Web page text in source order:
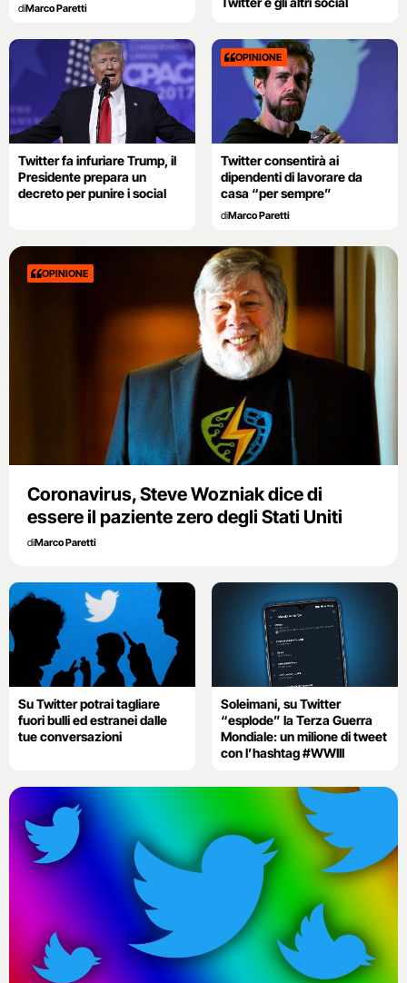
diMarco Paretti
Twitter fa infuriare Trump, il
Presidente prepara un
decreto per punire i social
OPINIONE
Twitter consentirà ai
dipendenti di lavorare da
casa “per sempre”
diMarco Paretti
OPINIONE
Coronavirus, Steve Wozniak dice di
essere il paziente zero degli Stati Uniti
diMarco Paretti
Su Twitter potrai tagliare
fuori bulli ed estranei dalle
tue conversazioni
Soleimani, su Twitter
“esplode” la Terza Guerra
Mondiale: un milione di tweet
con l’hashtag #WWIII